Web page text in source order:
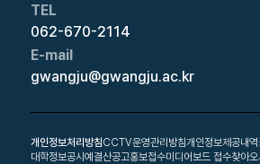
TEL
062-670-2114
E-mail
gwangju@gwangju.ac.kr
개인정보처리방침CCTV운영관리방침개인정보제공내역
대학정보공시예결산공고홍보접수미디어보드 접수찾아